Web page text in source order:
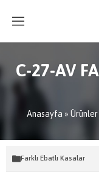
C-27-AV
Anasayfa » Ürünler
Farklı Ebatlı Kasalar